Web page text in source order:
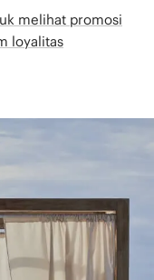
melihat promosi
loyalitas